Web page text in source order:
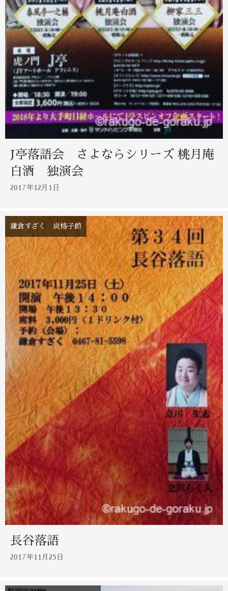
J亭落語会 さよならシリーズ 桃月庵
白酒 独演会
2017年12月1日
鎌倉すざく 炭格子館
長谷落語
2017年11月25日